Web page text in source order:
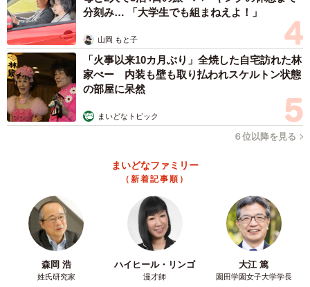
分刻み… 「大学生でも組まねえよ！」
山岡 もと子
「火事以来10カ月ぶり」全焼した自宅訪れた林
家ぺー 内装も壁も取り払われスケルトン状態
の部屋に呆然
まいどなトピック
６位以降を見る
まいどなファミリー
（新着記事順）
森岡 浩
姓氏研究家
ハイヒール・リンゴ
漫才師
大江 篤
園田学園女子大学学長